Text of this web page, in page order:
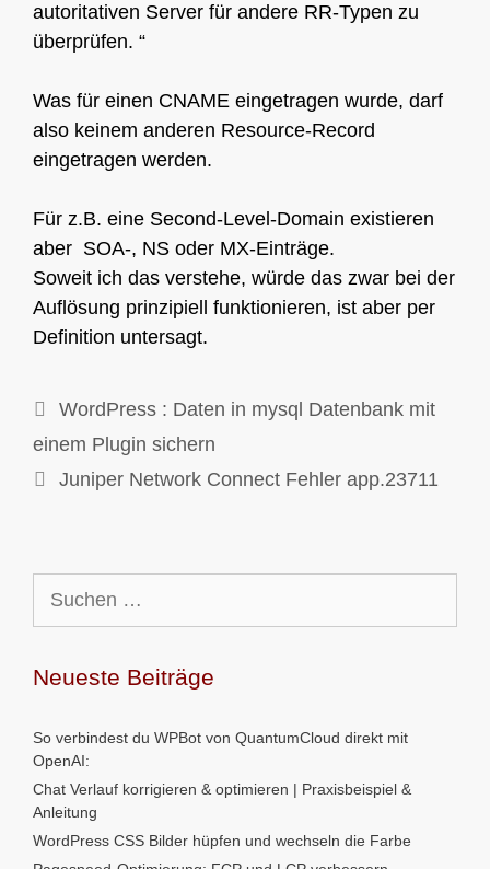
autoritativen Server für andere RR-Typen zu
überprüfen. “
Was für einen CNAME eingetragen wurde, darf
also keinem anderen Resource-Record
eingetragen werden.
Für z.B. eine Second-Level-Domain existieren
aber SOA-, NS oder MX-Einträge.
Soweit ich das verstehe, würde das zwar bei der
Auflösung prinzipiell funktionieren, ist aber per
Definition untersagt.
WordPress : Daten in mysql Datenbank mit
einem Plugin sichern
Juniper Network Connect Fehler app.23711
nach:
Neueste Beiträge
So verbindest du WPBot von QuantumCloud direkt mit
OpenAI:
Chat Verlauf korrigieren & optimieren | Praxisbeispiel &
Anleitung
WordPress CSS Bilder hüpfen und wechseln die Farbe